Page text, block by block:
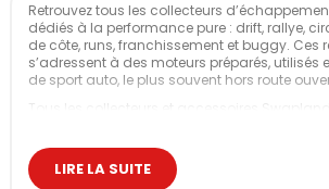
Retrouvez tous les collecteurs
dédiés à la performance pure : drift, rallye,
de côte, runs, franchissement et buggy. Ces
s’adressent à des moteurs préparés, utilisés
de sport auto, le plus souvent hors route
intensif.LIRE LA SUITE